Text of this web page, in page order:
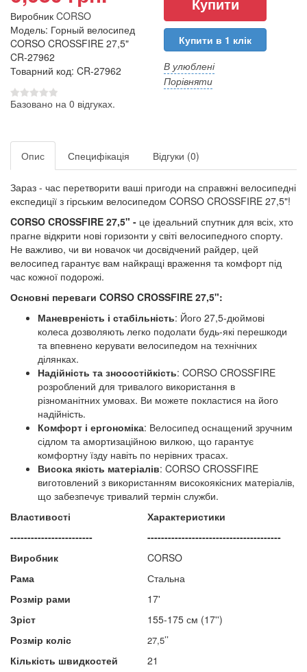
Виробник CORSO
Модель: Горный велосипед
CORSO CROSSFIRE 27,5"
CR-27962
Товарний код: CR-27962
Базовано на 0 відгуках.
Купити в 1 клік
В улюблені
Порівняти
Опис Специфікація Відгуки (0)
Зараз - час перетворити ваші пригоди на справжні велосипедні
експедиції з гірським велосипедом CORSO CROSSFIRE 27,5"!
CORSO CROSSFIRE 27,5" - це ідеальний спутник для всіх, хто
прагне відкрити нові горизонти у світі велосипедного спорту.
Не важливо, чи ви новачок чи досвідчений райдер, цей
велосипед гарантує вам найкращі враження та комфорт під
час кожної подорожі.
Основні переваги CORSO CROSSFIRE 27,5":
Маневреність і стабільність: Його 27,5-дюймові
колеса дозволяють легко подолати будь-які перешкоди
та впевнено керувати велосипедом на технічних
ділянках.
Надійність та зносостійкість: CORSO CROSSFIRE
розроблений для тривалого використання в
різноманітних умовах. Ви можете покластися на його
надійність.
Комфорт і ергономіка: Велосипед оснащений зручним
сідлом та амортизаційною вилкою, що гарантує
комфортну їзду навіть по нерівних трасах.
Висока якість матеріалів: CORSO CROSSFIRE
виготовлений з використанням високоякісних матеріалів,
що забезпечує тривалий термін служби.
Властивості
Характеристики
------------------------
---------------------------------------
Виробник
CORSO
Рама
Стальна
Розмір рами
17'
Зріст
155-175 см (17'')
Розмір коліс
27,5’’
Кількість швидкостей
21